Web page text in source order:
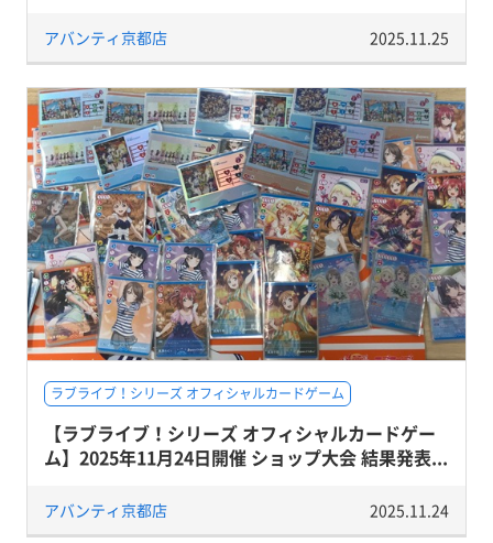
アバンティ京都店 2025.11.25
ラブライブ！シリーズ オフィシャルカードゲーム
【ラブライブ！シリーズ オフィシャルカードゲー
ム】2025年11月24日開催 ショップ大会 結果発表...
アバンティ京都店 2025.11.24